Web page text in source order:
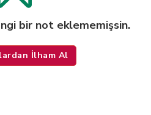
bir not eklememişsin.
İlham Al